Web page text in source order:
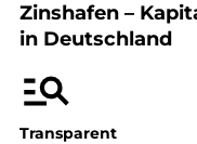
Zinshafen –
in Deutschland
Transparent